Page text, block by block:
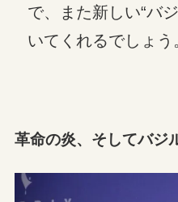
で、また新しい“バ
いてくれるでしょう
革命の炎、そしてバジ